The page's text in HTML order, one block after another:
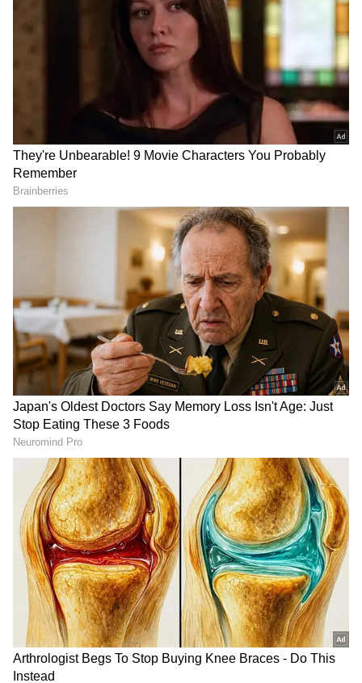
ಇದನ್ನು ಓದಿ:ಸಿಒಪಿ-28 ಶೃಂಗಸಭೆ, ದುಬೈಗೆ ಪ್ರಯಾಣ
ಬೆಳೆಸಿದ ಪ್ರಧಾನಿ ಮೋದಿ!
ಈ ವೇಳೆ, ಭಾರತದ ಪರಿಸರ ಬದ್ಧತೆಗಳನ್ನು ವ್ಯಕ್ತಪಡಿಸಿದ
ಪ್ರಧಾನಿ ಮೋದಿ, 2030 ರ ವೇಳೆಗೆ ಭಾರತವು ತನ್ನ GDP ಯ
ಹೊರಸೂಸುವಿಕೆಯ ತೀವ್ರತೆಯನ್ನು 45 ಪ್ರತಿಶತದಷ್ಟು ಕಡಿಮೆ
ಮಾಡುವ ಗುರಿಯನ್ನು ಹೊಂದಿದೆ. ನಾವು ಪಳೆಯುಳಿಕೆಯೇತರ
ಇಂಧನಗಳ ಪಾಲನ್ನು 50 ಪ್ರತಿಶತಕ್ಕೆ ಹೆಚ್ಚಿಸಲು ನಿರ್ಧರಿಸಿದ್ದೇವೆ
ಎಂದು ಹೇಳಿದರು. ಹೆಚ್ಚುವರಿಯಾಗಿ ಉನ್ನತ ಮಟ್ಟದ
DOWNLOAD APP
India News) ಮತ್ತು ಜಗತ್ತಿನ
ಕ್ಷಣಕ್ಷಣದ ಕನ್ನಡ ಸುದ್ದಿ ( Kannada News)
ಅಪ್ಡೇಟ್‌ಗಳಿಗಾಗಿ ಏಷ್ಯಾನೆಟ್ ಸುವರ್ಣ ನ್ಯೂಸ್‌ ಫಾಲೋ
ಮಾಡಿ. ಬ್ರೇಕಿಂಗ್ ಸುದ್ದಿ (Latest Kannada News),
ವಿಶೇಷ ವರದಿಗಳು ಮತ್ತು ನೇರ ಪ್ರಸಾರಗಳೊಂದಿಗೆ
(kannada news live ) ಸಂಪೂರ್ಣ ಮಾಹಿತಿ ಒಂದೇ
ಕ್ಲಿಕ್‌ನಲ್ಲಿ ಲಭ್ಯ. ಏಷ್ಯಾನೆಟ್ ಸುವರ್ಣ ನ್ಯೂಸ್ ಅಧಿಕೃತ
ಆ್ಯಪ್ ಡೌನ್‌ಲೋಡ್ ಮಾಡಿ ಹಾಗು ಎಲ್ಲಾ ಅಪ್‌ಡೇಟ್
ಗಳನ್ನು ಪಡೆಯಿರಿ